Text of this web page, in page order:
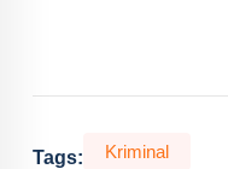
Tags: Kriminal